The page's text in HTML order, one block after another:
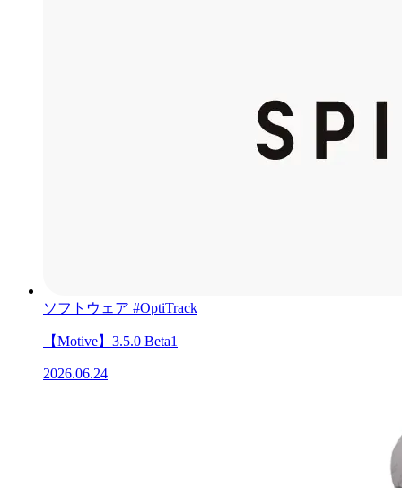
ソフトウェア #OptiTrack
【Motive】3.5.0 Beta1
2026.06.24